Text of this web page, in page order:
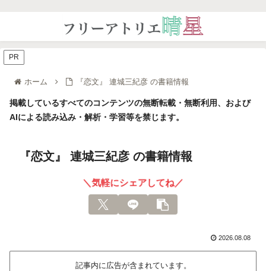
ホーム 『恋文』 連城三紀彦 の書籍情報
掲載しているすべてのコンテンツの無断転載・無断利用、および
AIによる読み込み・解析・学習等を禁じます。
『恋文』 連城三紀彦 の書籍情報
＼気軽にシェアしてね／
2026.08.08
記事内に広告が含まれています。
PR